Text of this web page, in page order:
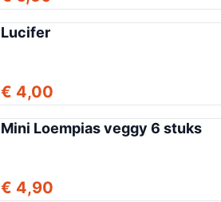
Lucifer
€ 4,00
Mini Loempias veggy 6 stuks
€ 4,90